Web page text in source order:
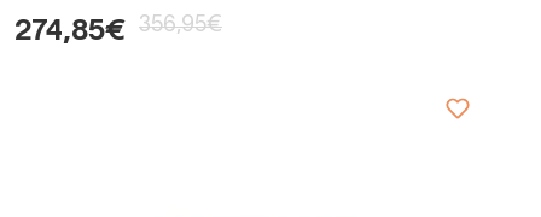
274,85€ 356,95€